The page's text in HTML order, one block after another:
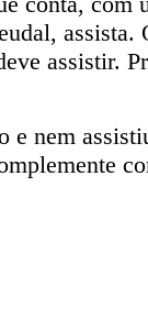
assista.
assistir.
e nem